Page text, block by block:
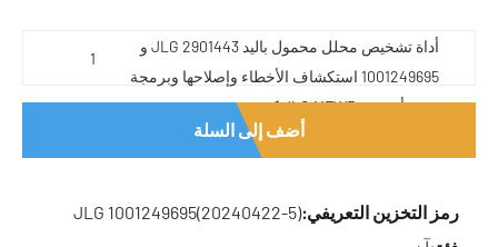
أداة تشخيص محلل محمول باليد JLG 2901443 و
1001249695 استكشاف الأخطاء وإصلاحها وبرمجة
جميع أجهزة JLG MEWPs كمية
أضف إلى السلة
رمز التخزين التعريفي: JLG 1001249695(20240422-5)